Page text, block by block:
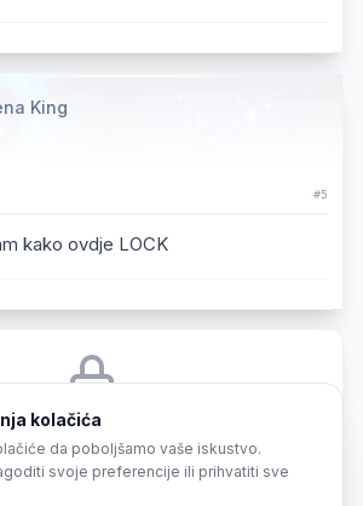
King
#5
kako ovdje LOCK
da biste odgovorili na ovu temu.
Prijava
kolačića
da poboljšamo vaše iskustvo.
svoje preferencije ili prihvatiti sve